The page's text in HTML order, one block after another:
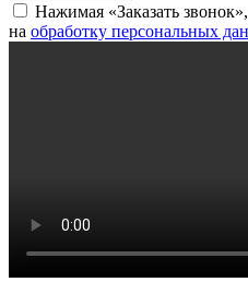
Нажимая «Заказать
на обработку персональных